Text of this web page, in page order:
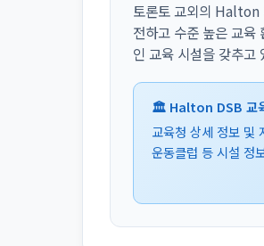
토론토 교외의
전하고 수준 높은 교육
인 교육 시설을 갖추고
🏛️ Halton DSB 교
교육청 상세 정보 및
운동클럽 등 시설 정